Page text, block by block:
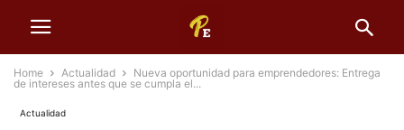
Home Actualidad
Nueva oportunidad para emprendedores: Entrega
de intereses antes que se cumpla el...
Actualidad